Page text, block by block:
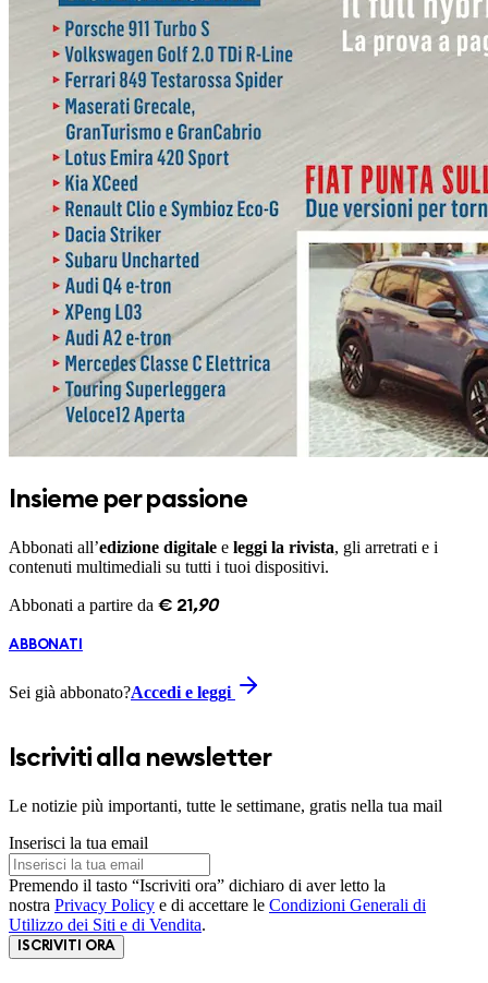
Insieme per passione
Abbonati all’edizione digitale e leggi la rivista, gli arretrati e i
contenuti multimediali su tutti i tuoi dispositivi.
Abbonati a partire da € 21 ,90
ABBONATI
Sei già abbonato?Accedi e leggi
Iscriviti alla newsletter
Le notizie più importanti, tutte le settimane, gratis nella tua mail
Inserisci la tua email
Premendo il tasto “Iscriviti ora” dichiaro di aver letto la
nostra Privacy Policy e di accettare le Condizioni Generali di
Utilizzo dei Siti e di Vendita.
ISCRIVITI ORA